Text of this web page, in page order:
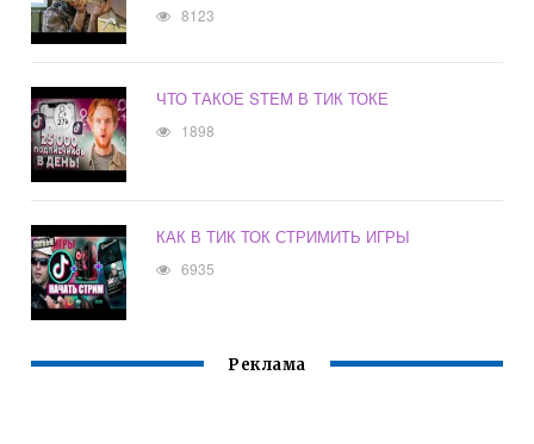
8123
ЧТО ТАКОЕ STEM В ТИК ТОКЕ
1898
КАК В ТИК ТОК СТРИМИТЬ ИГРЫ
6935
Реклама